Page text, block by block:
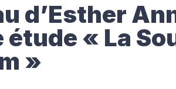
d’Esther
étude « La
»